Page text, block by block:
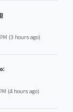
(3 hours ago)
(4 hours ago)